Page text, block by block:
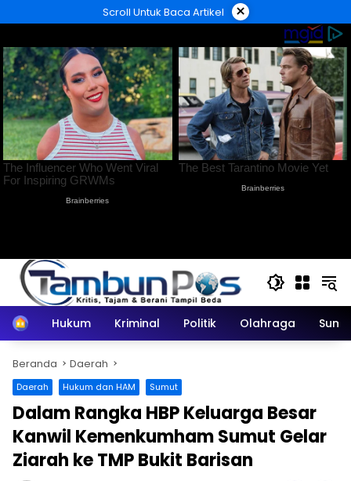
ke
Scroll Untuk Baca Artikel ×
HomeHukum Kriminal Politik Olahraga
Beranda Daerah
Daerah Hukum dan HAM Sumut
Dalam Rangka HBP Keluarga Besar
Kanwil Kemenkumham Sumut Gelar
Ziarah ke TMP Bukit Barisan